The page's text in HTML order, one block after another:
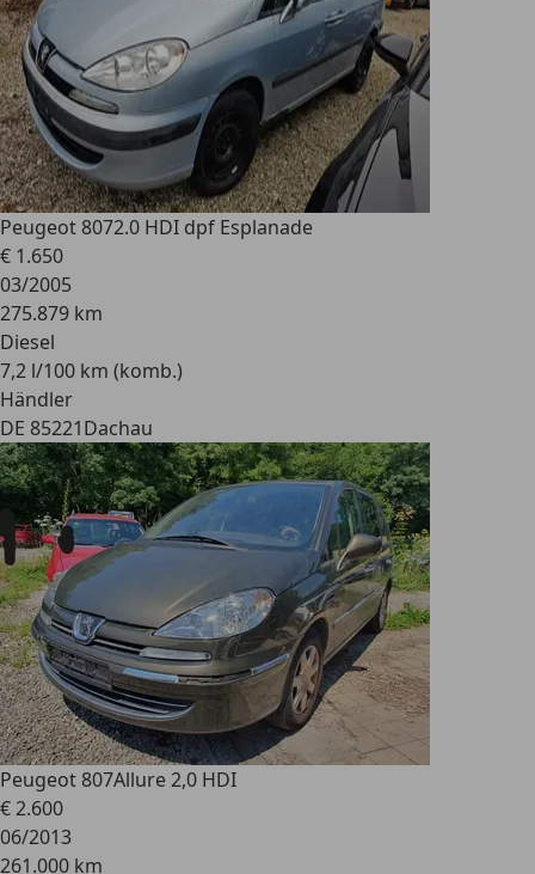
Peugeot 8072.0 HDI dpf Esplanade
€ 1.650
03/2005
275.879 km
Diesel
7,2 l/100 km (komb.)
Händler
DE 85221Dachau
Peugeot 807Allure 2,0 HDI
€ 2.600
06/2013
261.000 km